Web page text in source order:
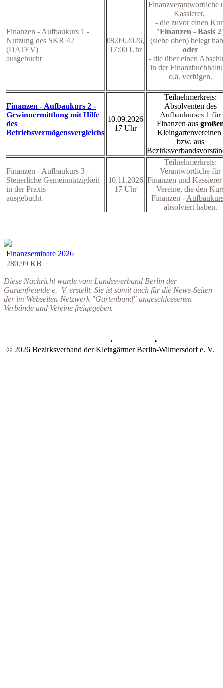
Finanzen - Aufbaukurs 1 -
Nutzung des SKR 42
(DATEV)
ausgebucht
08.09.2026,
17:00 Uhr
Finanzverantwortliche
Kassierer,
- die zuvor einen
"Finanzen - Basis 2
(siehe oben) belegt
oder
- die über einen
in der
o.ä. verfügen.
Finanzen - Aufbaukurs 2 -
Gewinnermittlung mit Hilfe
des
Betriebsvermögensvergleichs
10.09.2026
17 Uhr
Teilnehmerkreis:
Absolventen des
Aufbaukurses 1 für
Finanzen aus
Kleingartenvereinen
bzw. aus
Finanzen - Aufbaukurs 3 -
Steuerliche Gemeinnützigkeit
in der Praxis
ausgebucht
10.11.2026
17 Uhr
Teilnehmerkreis:
Verantwortliche für
Finanzen und Kassierer
Vereine, die den
Finanzen -
absolviert haben.
Finanzseminare 2026
280.99 KB
Diese Nachricht wurde vom Landesverband Berlin der
Gartenfreunde e. V. erstellt. Sie ist somit auch für die News-Seiten
der im Webseiten-Netzwerk "Gartenbund" angeschlossenen
Verbände und Vereine freigegeben.
•
•
© 2026 Bezirksverband der Kleingärtner Berlin-Wilmersdorf e. V.